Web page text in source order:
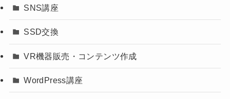
SNS講座
SSD交換
VR機器販売・コンテンツ作成
WordPress講座